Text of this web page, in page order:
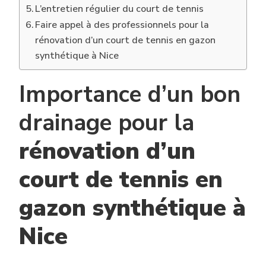
L’entretien régulier du court de tennis
Faire appel à des professionnels pour la
rénovation d’un court de tennis en gazon
synthétique à Nice
Importance d’un bon
drainage pour la
rénovation d’un
court de tennis en
gazon synthétique à
Nice